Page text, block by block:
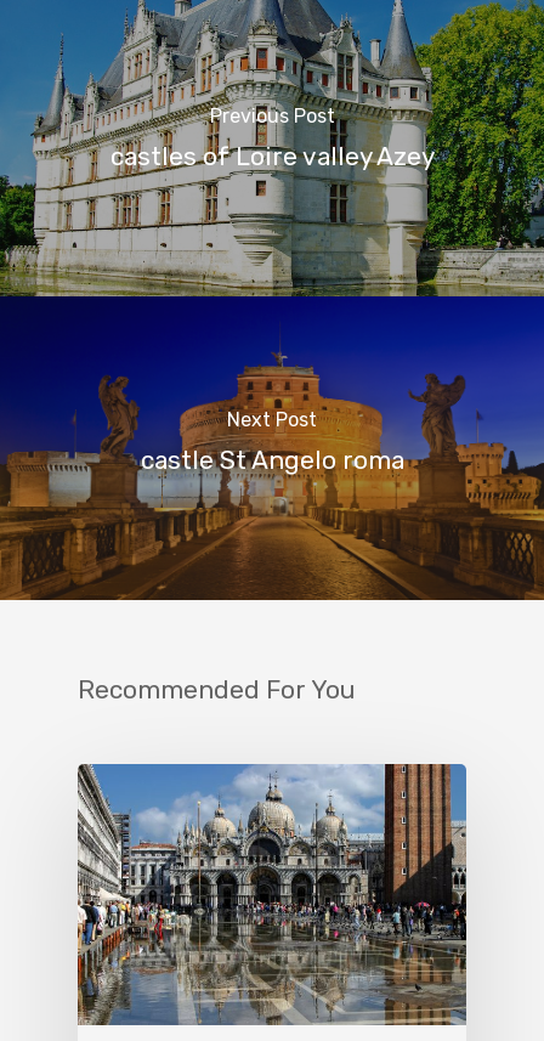
Previous Post
castles of Loire valley Azey
Next Post
castle St Angelo roma
Recommended For You